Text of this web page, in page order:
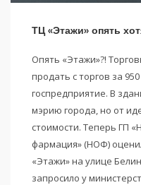
ТЦ «Этажи» опять
Опять «Этажи»?!
продать с торгов за
госпредприятие. В
мэрию города, но от
стоимости. Теперь ГП
фармация» (НОФ)
«Этажи» на улице
запросило у